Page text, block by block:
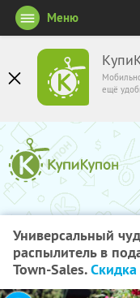
ещё
Меню
Универсальный
распылитель в
Town-Sales.